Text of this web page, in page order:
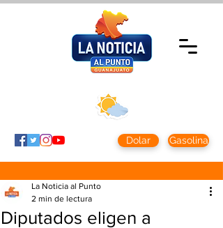
Dolar Gasolina
Diputados eligen a
La Noticia al Punto
2 min de lectura